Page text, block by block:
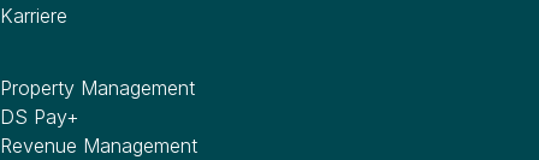
Karriere
Property Management
DS Pay+
Revenue Management